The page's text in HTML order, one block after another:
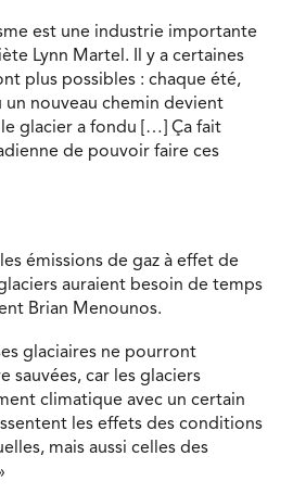
est une industrie importante
Lynn Martel. Il y a certaines
plus possibles : chaque été,
nouveau chemin devient
glacier a fondu […] Ça fait
de pouvoir faire ces
émissions de gaz à effet de
auraient besoin de temps
Brian Menounos.
glaciaires ne pourront
sauvées, car les glaciers
climatique avec un certain
les effets des conditions
mais aussi celles des